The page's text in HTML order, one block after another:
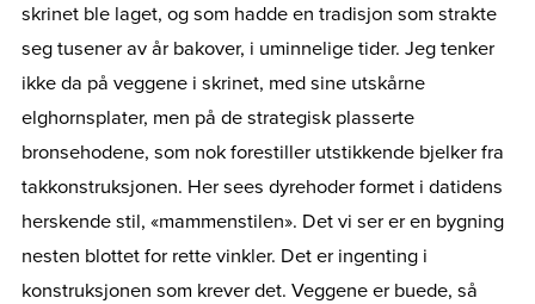
skrinet ble laget, og som hadde en tradisjon som strakte
seg tusener av år bakover, i uminnelige tider. Jeg tenker
ikke da på veggene i skrinet, med sine utskårne
elghornsplater, men på de strategisk plasserte
bronsehodene, som nok forestiller utstikkende bjelker fra
takkonstruksjonen. Her sees dyrehoder formet i datidens
herskende stil, «mammenstilen». Det vi ser er en bygning
nesten blottet for rette vinkler. Det er ingenting i
konstruksjonen som krever det. Veggene er buede, så